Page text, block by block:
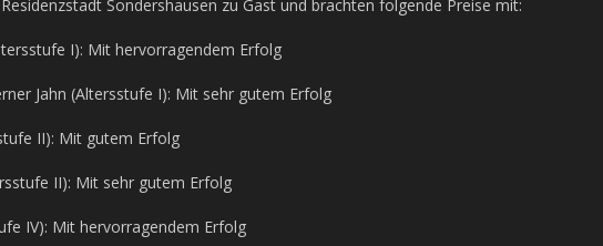
Sondershausen zu Gast und brachten folgende Preise mit:
I): Mit hervorragendem Erfolg
Jahn (Altersstufe I): Mit sehr gutem Erfolg
II): Mit gutem Erfolg
II): Mit sehr gutem Erfolg
IV): Mit hervorragendem Erfolg